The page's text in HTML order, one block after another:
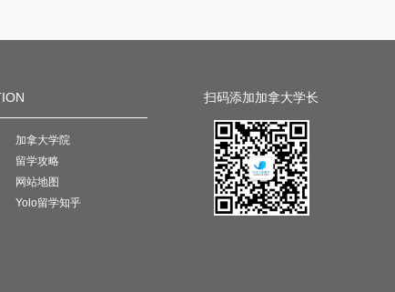
加拿大学院
留学攻略
网站地图
Yolo留学知乎
扫码添加加拿大学长